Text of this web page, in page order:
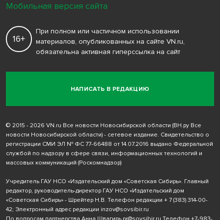
НАПИСАТЬ В РЕДАКЦИЮ
16+
При полном или частичном использовании
материалов, опубликованных на сайте VN.ru,
обязательна активная гиперссылка на сайт
© 2015 - 2026 VN.ru Все новости Новосибирской области (ВН.ру Все
новости Новосибирской области) - сетевое издание. Свидетельство о
регистрации СМИ ЭЛ № ФС 77-66488 от 14.07.2016 выдано Федеральной
службой по надзору в сфере связи, информационных технологий и
массовых коммуникаций (Роскомнадзор)
Учредитель ГАУ НСО «Издательский дом «Советская Сибирь». Главный
редактор, руководитель-директор ГАУ НСО «Издательский дом
«Советская Сибирь» - Шрейтер Н.В. Телефон редакции + 7 (383) 314-00-
42; Электронный адрес редакции inzov@sovsibir.ru
Мобильная версия сайта